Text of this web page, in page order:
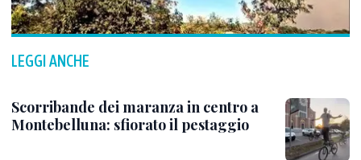
LEGGI ANCHE
Scorribande dei maranza in centro a
Montebelluna: sfiorato il pestaggio